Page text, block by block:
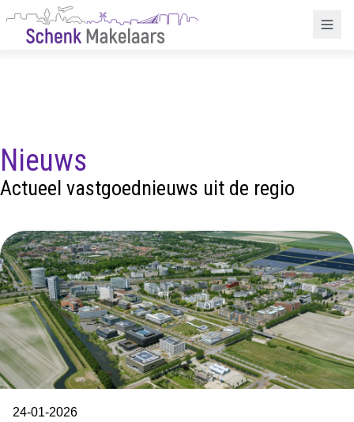
Nieuws
Actueel vastgoednieuws uit de regio
24-01-2026